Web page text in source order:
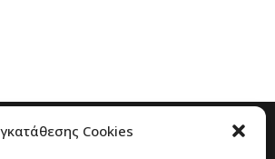
Cookies